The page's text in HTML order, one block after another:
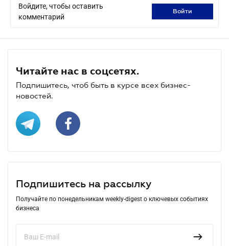
Войдите, чтобы оставить
комментарий
войти
Читайте нас в соцсетях.
Подпишитесь, чтоб быть в курсе всех бизнес-
новостей.
Подпишитесь на рассылку
Получайте по понедельникам weekly-digest о ключевых событиях
бизнеса